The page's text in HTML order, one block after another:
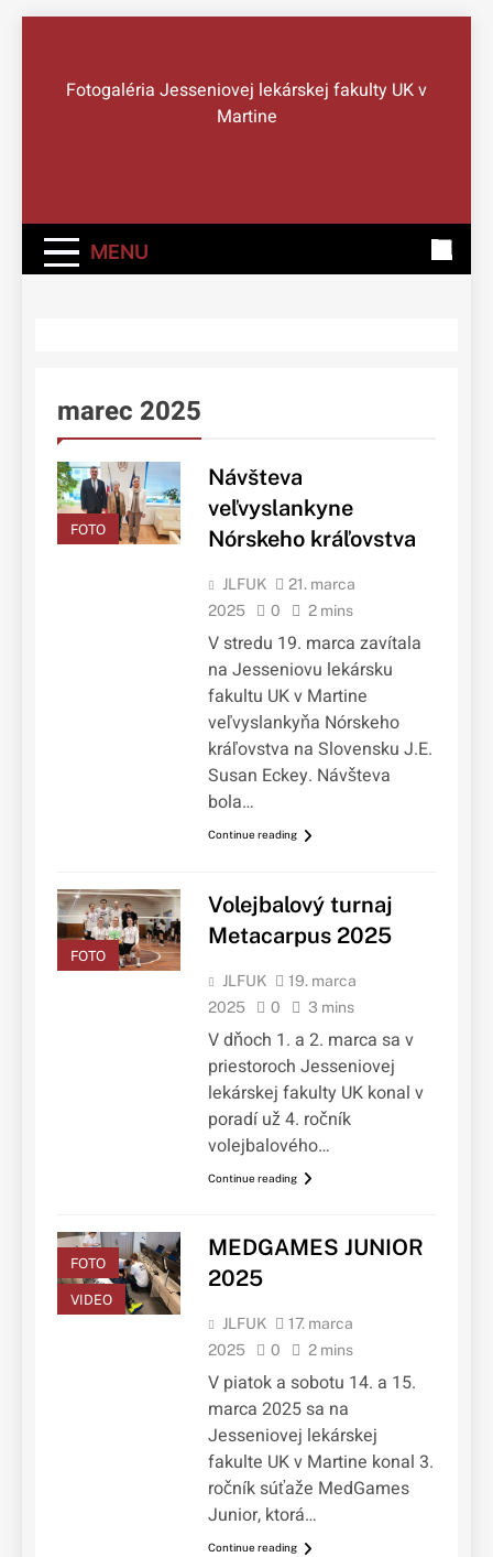
contentSprávy Z JLF UK
Fotogaléria Jesseniovej lekárskej fakulty UK v
Martine
MENU
marec 2025
FOTO
Návšteva
veľvyslankyne
Nórskeho kráľovstva
JLFUK
21. marca
2025
0 2 mins
V stredu 19. marca zavítala
na Jesseniovu lekársku
fakultu UK v Martine
veľvyslankyňa Nórskeho
kráľovstva na Slovensku J.E.
Susan Eckey. Návšteva
bola…
Continue reading
FOTO
Volejbalový turnaj
Metacarpus 2025
JLFUK
19. marca
2025
0 3 mins
V dňoch 1. a 2. marca sa v
priestoroch Jesseniovej
lekárskej fakulty UK konal v
poradí už 4. ročník
volejbalového…
Continue reading
FOTO
VIDEO
MEDGAMES JUNIOR
2025
JLFUK
17. marca
2025
0 2 mins
V piatok a sobotu 14. a 15.
marca 2025 sa na
Jesseniovej lekárskej
fakulte UK v Martine konal 3.
ročník súťaže MedGames
Junior, ktorá…
Continue reading